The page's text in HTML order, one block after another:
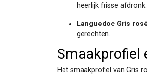
heerlijk frisse afdronk.
Languedoc Gris rosé
gerechten.
Smaakprofiel
Het smaakprofiel van Gris